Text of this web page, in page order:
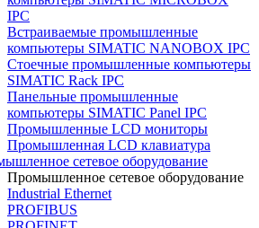
IPC
Встраиваемые промышленные
компьютеры SIMATIC NANOBOX IPC
Стоечные промышленные компьютеры
SIMATIC Rack IPC
Панельные промышленные
компьютеры SIMATIC Panel IPC
Промышленные LCD мониторы
Промышленная LCD клавиатура
сетевое оборудование
Промышленное сетевое оборудование
Industrial Ethernet
PROFIBUS